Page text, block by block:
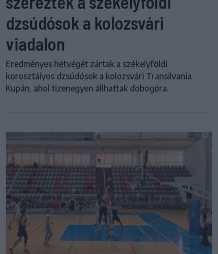
dzsúdósok a kolozsvári
viadalon
Eredményes hétvégét zártak a székelyföldi
korosztályos dzsúdósok a kolozsvári Transilvania
Kupán, ahol tizenegyen állhattak dobogóra.